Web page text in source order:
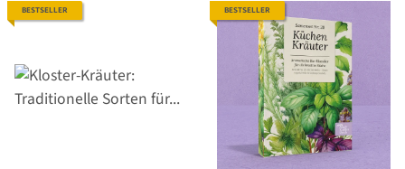
BESTSELLER BESTSELLER